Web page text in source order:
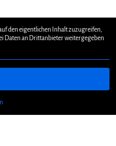
den eigentlichen Inhalt zuzugreifen,
Daten an Drittanbieter weitergegeben